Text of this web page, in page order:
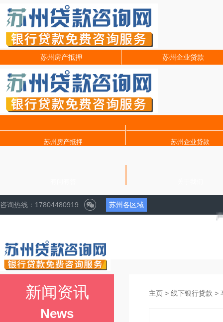
苏州房产抵押 苏州企业贷款
苏州房产抵押 苏州企业贷款
咨询热线：17804480919 苏州各区域
声明
新闻资讯
News
主页 > 线下银行贷款 >